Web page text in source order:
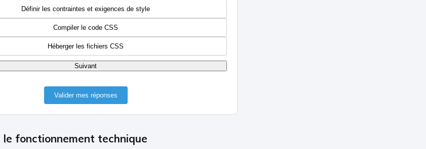
Définir les contraintes et exigences de style
Compiler le code CSS
Héberger les fichiers CSS
Suivant
Valider mes réponses
le fonctionnement technique